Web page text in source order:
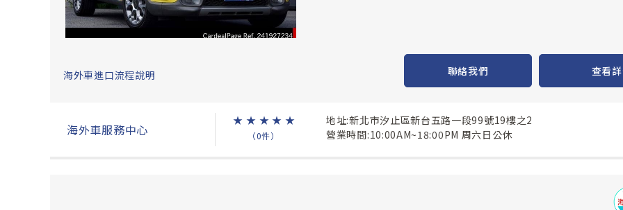
海外車進口流程說明 聯絡我們 查看
海外車服務中心
★ ★ ★ ★ ★
（0件）
地址:新北市汐止區新台五路一段99號19樓之2
營業時間:10:00AM~18:00PM 周六日公休